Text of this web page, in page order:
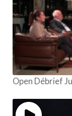
Open Débrief